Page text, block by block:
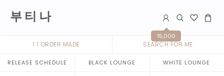
부 티 나
15,000
1:1 ORDER MADE SEARCH FOR ME
RELEASE SCHEDULE BLACK LOUNGE WHITE LOUNGE